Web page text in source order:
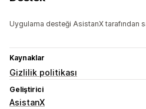
Uygulama desteği AsistanX tarafından
Kaynaklar
Gizlilik politikası
Geliştirici
AsistanX